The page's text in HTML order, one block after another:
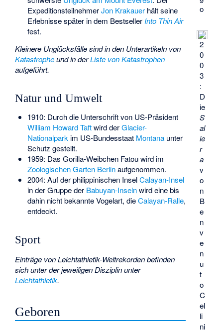
o
2
0
0
3
:
D
ie
S
al
ie
r
a
v
o
n
B
e
n
v
e
n
u
t
o
C
el
li
ni
ExpeditionsteilnehmerJon Krakauerhält seine
Erlebnisse später in dem BestsellerInto Thin Air
fest.
Kleinere Unglücksfälle sind in den Unterartikeln von
Katastropheund in derListe von Katastrophen
aufgeführt.
Natur und Umwelt
1910: Durch die Unterschrift von US-Präsident
William Howard Taftwird derGlacier-
Nationalpark im US-Bundesstaat Montanaunter
Schutz gestellt.
1959: Das Gorilla-Weibchen Fatouwird im
Zoologischen Garten Berlinaufgenommen.
2004: Auf der philippinischen InselCalayan-Insel
in der Gruppe der Babuyan-Inselnwird eine bis
dahin nicht bekannte Vogelart, dieCalayan-Ralle,
entdeckt.
Sport
Einträge von Leichtathletik-Weltrekorden befinden
sich unter der jeweiligen Disziplin unter
Leichtathletik.
Geboren